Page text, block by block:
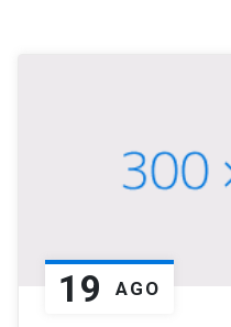
19 AGO